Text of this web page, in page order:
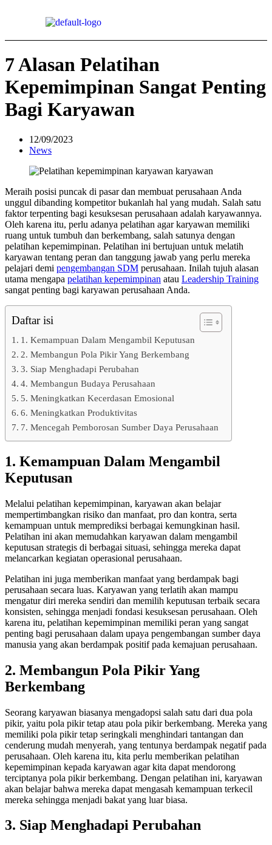
7 Alasan Pelatihan
Kepemimpinan Sangat Penting
Bagi Karyawan
12/09/2023
News
Meraih posisi puncak di pasar dan membuat perusahaan Anda
unggul dibanding kompetitor bukanlah hal yang mudah. Salah satu
faktor terpenting bagi kesuksesan perusahaan adalah karyawannya.
Oleh karena itu, perlu adanya pelatihan agar karyawan memiliki
ruang untuk tumbuh dan berkembang, salah satunya dengan
pelatihan kepemimpinan. Pelatihan ini bertujuan untuk melatih
karyawan tentang peran dan tanggung jawab yang perlu mereka
pelajari demi pengembangan SDM perusahaan. Inilah tujuh alasan
utama mengapa pelatihan kepemimpinan atau Leadership Training
sangat penting bagi karyawan perusahaan Anda.
Daftar isi
1. Kemampuan Dalam Mengambil Keputusan
2. Membangun Pola Pikir Yang Berkembang
3. Siap Menghadapi Perubahan
4. Membangun Budaya Perusahaan
5. Meningkatkan Kecerdasan Emosional
6. Meningkatkan Produktivitas
7. Mencegah Pemborosan Sumber Daya Perusahaan
1. Kemampuan Dalam Mengambil
Keputusan
Melalui pelatihan kepemimpinan, karyawan akan belajar
mempertimbangkan risiko dan manfaat, pro dan kontra, serta
kemampuan untuk memprediksi berbagai kemungkinan hasil.
Pelatihan ini akan memudahkan karyawan dalam mengambil
keputusan strategis di berbagai situasi, sehingga mereka dapat
melancarkan kegiatan operasional perusahaan.
Pelatihan ini juga memberikan manfaat yang berdampak bagi
perusahaan secara luas. Karyawan yang terlatih akan mampu
mengatur diri mereka sendiri dan memilih keputusan terbaik secara
konsisten, sehingga menjadi fondasi kesuksesan perusahaan. Oleh
karena itu, pelatihan kepemimpinan memiliki peran yang sangat
penting bagi perusahaan dalam upaya pengembangan sumber daya
manusia yang akan berdampak positif pada kemajuan perusahaan.
2. Membangun Pola Pikir Yang
Berkembang
Seorang karyawan biasanya mengadopsi salah satu dari dua pola
pikir, yaitu pola pikir tetap atau pola pikir berkembang. Mereka yang
memiliki pola pikir tetap seringkali menghindari tantangan dan
cenderung mudah menyerah, yang tentunya berdampak negatif pada
perusahaan. Oleh karena itu, kita perlu memberikan pelatihan
kepemimpinan kepada karyawan agar kita dapat mendorong
terciptanya pola pikir berkembang. Dengan pelatihan ini, karyawan
akan belajar bahwa mereka dapat mengasah kemampuan terkecil
mereka sehingga menjadi bakat yang luar biasa.
3. Siap Menghadapi Perubahan